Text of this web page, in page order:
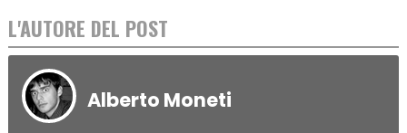
L'AUTORE DEL POST
Alberto Moneti